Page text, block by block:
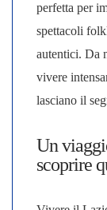
perfetta per
spettacoli
autentici. Da
vivere
lasciano il
Un
scoprire